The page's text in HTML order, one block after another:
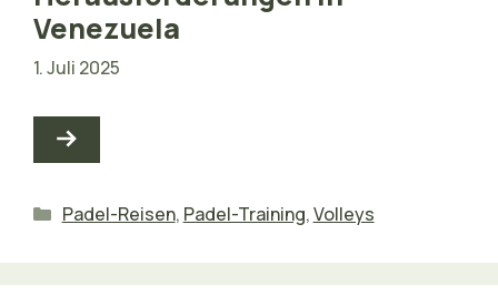
Venezuela
1. Juli 2025
Kategorien
Padel-Reisen, Padel-Training,Volleys